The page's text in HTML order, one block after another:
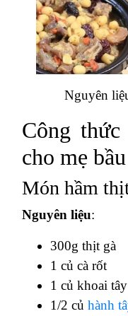
Nguyên
Công
cho mẹ bầu
Món hầm
Nguyên liệu:
300g thịt gà
1 củ cà rốt
1 củ khoai tây
1/2 củ hành